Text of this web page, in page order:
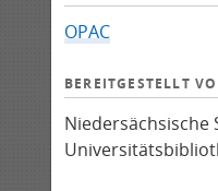
OPAC
BEREITGESTELLT
Niedersächsische